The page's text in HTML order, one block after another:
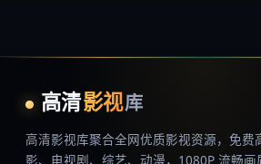
高清影视库
高清影视库聚合全网优质影视资源， 免费
影、电视剧、综艺、动漫，1080P 流畅画